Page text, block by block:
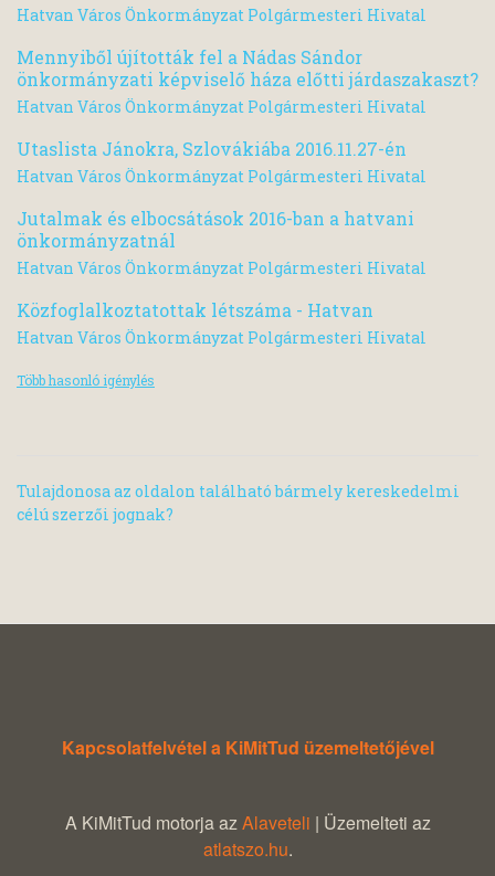
Hatvan Város Önkormányzat Polgármesteri Hivatal
Mennyiből újították fel a Nádas Sándor
önkormányzati képviselő háza előtti járdaszakaszt?
Hatvan Város Önkormányzat Polgármesteri Hivatal
Utaslista Jánokra, Szlovákiába 2016.11.27-én
Hatvan Város Önkormányzat Polgármesteri Hivatal
Jutalmak és elbocsátások 2016-ban a hatvani
önkormányzatnál
Hatvan Város Önkormányzat Polgármesteri Hivatal
Közfoglalkoztatottak létszáma - Hatvan
Hatvan Város Önkormányzat Polgármesteri Hivatal
Több hasonló igénylés
Tulajdonosa az oldalon található bármely kereskedelmi
célú szerzői jognak?
Kapcsolatfelvétel a KiMitTud üzemeltetőjével
A KiMitTud motorja azAlaveteli | Üzemelteti az
atlatszo.hu.